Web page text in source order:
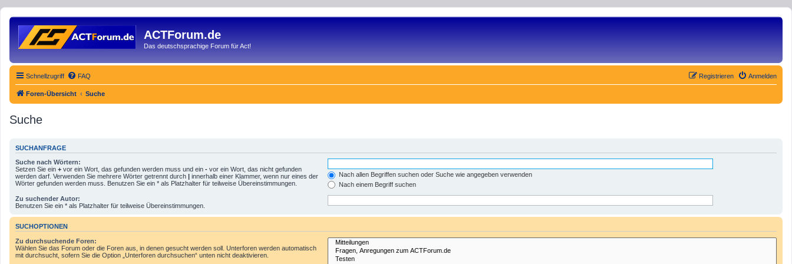
ACTForum.de
Das deutschsprachige Forum für Act!
Schnellzugriff FAQ Anmelden
Registrieren
Foren-Übersicht Suche
Suche
SUCHANFRAGE
Suche nach Wörtern:
Setzen Sie ein + vor ein Wort, das gefunden werden muss und ein - vor ein Wort, das nicht gefunden
werden darf. Verwenden Sie mehrere Wörter getrennt durch | innerhalb einer Klammer, wenn nur eines der
Wörter gefunden werden muss. Benutzen Sie ein * als Platzhalter für teilweise Übereinstimmungen.
Nach allen Begriffen suchen oder Suche wie angegeben verwenden
Nach einem Begriff suchen
Zu suchender Autor:
Benutzen Sie ein * als Platzhalter für teilweise Übereinstimmungen.
SUCHOPTIONEN
Zu durchsuchende Foren:
Wählen Sie das Forum oder die Foren aus, in denen gesucht werden soll. Unterforen werden automatisch
mit durchsucht, sofern Sie die Option „Unterforen durchsuchen“ unten nicht deaktivieren.